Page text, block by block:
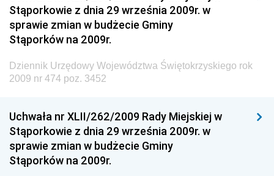
Dziennik Urzędowy Ministra Finansów, Funduszy i
Polityki Regionalnej
Dziennik Urzędowy Ministra Rozwoju, Pracy i
Technologii
Dziennik Urzędowy Ministra Kultury, Dziedzictwa
Dziennik Urzędowy Ministra Rodziny i Polityki
Społecznej
Dziennik Urzędowy Komendy Głównej Straży
Granicznej
Stąporkowie z dnia 29 września 2009r. w
sprawie zmian w budżecie Gminy
Stąporków na 2009r.
Dziennik Urzędowy Województwa Świętokrzyskiego rok
2009 nr 474 poz. 3452
Uchwała nr XLII/262/2009 Rady Miejskiej w
Stąporkowie z dnia 29 września 2009r. w
sprawie zmian w budżecie Gminy
Stąporków na 2009r.